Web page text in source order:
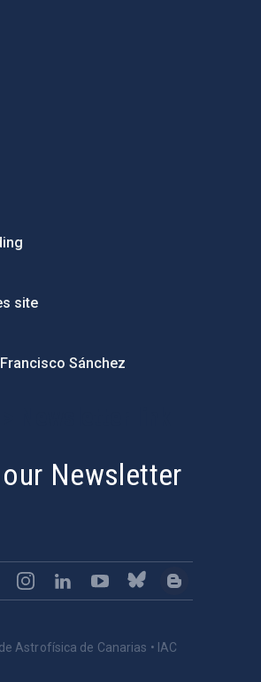
site
Sánchez
Newsletter
Astrofísica de Canarias • IAC